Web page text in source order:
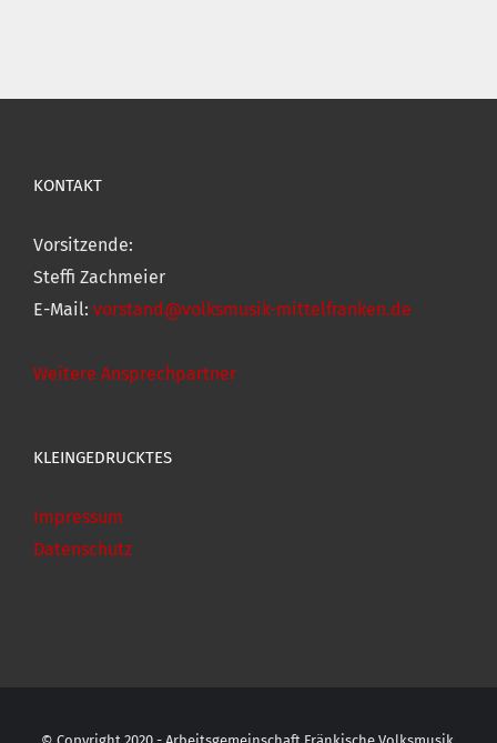
KONTAKT
Vorsitzende:
Steffi Zachmeier
E-Mail: vorstand@volksmusik-mittelfranken.de
Weitere Ansprechpartner
KLEINGEDRUCKTES
Impressum
Datenschutz